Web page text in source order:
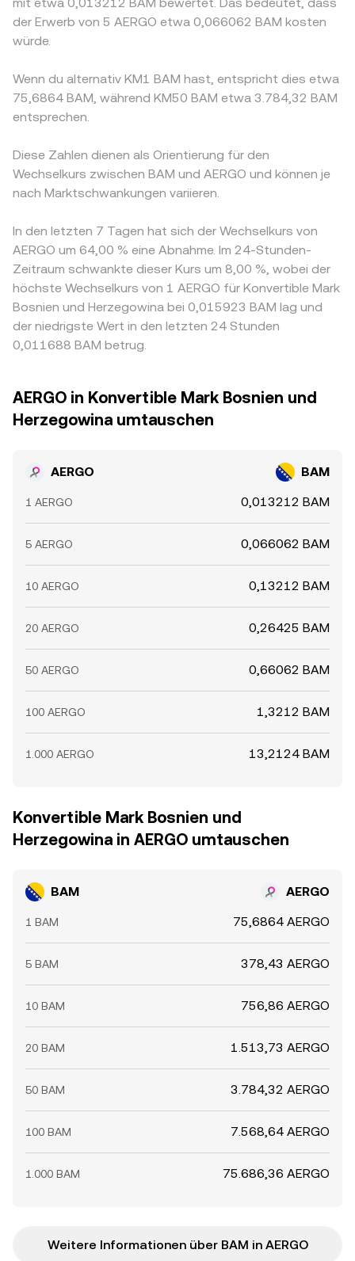
der Erwerb von 5 AERGO etwa 0,066062 BAM kosten
würde.
Wenn du alternativ KM1 BAM hast, entspricht dies etwa
75,6864 BAM, während KM50 BAM etwa 3.784,32 BAM
entsprechen.
Diese Zahlen dienen als Orientierung für den
Wechselkurs zwischen BAM und AERGO und können je
nach Marktschwankungen variieren.
In den letzten 7 Tagen hat sich der Wechselkurs von
AERGO um 64,00 % eine Abnahme. Im 24-Stunden-
Zeitraum schwankte dieser Kurs um 8,00 %, wobei der
höchste Wechselkurs von 1 AERGO für Konvertible Mark
Bosnien und Herzegowina bei 0,015923 BAM lag und
der niedrigste Wert in den letzten 24 Stunden
0,011688 BAM betrug.
AERGO in Konvertible Mark Bosnien und
Herzegowina umtauschen
AERGO BAM
1 AERGO 0,013212 BAM
5 AERGO 0,066062 BAM
10 AERGO 0,13212 BAM
20 AERGO 0,26425 BAM
50 AERGO 0,66062 BAM
100 AERGO 1,3212 BAM
1.000 AERGO 13,2124 BAM
Konvertible Mark Bosnien und
Herzegowina in AERGO umtauschen
BAM AERGO
1 BAM 75,6864 AERGO
5 BAM 378,43 AERGO
10 BAM 756,86 AERGO
20 BAM 1.513,73 AERGO
50 BAM 3.784,32 AERGO
100 BAM 7.568,64 AERGO
1.000 BAM 75.686,36 AERGO
Weitere Informationen über BAM in AERGO